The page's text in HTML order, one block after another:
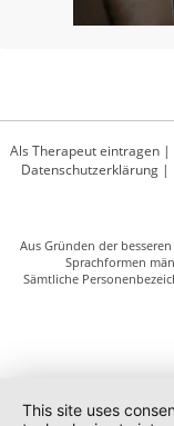
Als Therapeut eintragen |
Datenschutzerklärung|
Aus Gründen der
Sprachformen
Sämtliche
This site uses